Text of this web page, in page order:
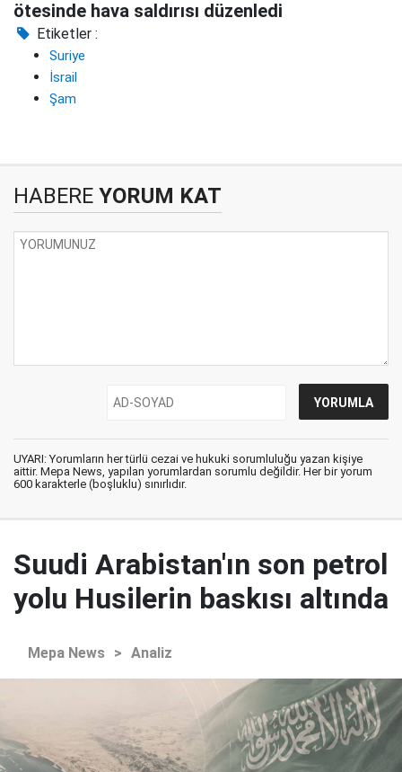
ötesinde hava saldırısı düzenledi
Etiketler :
Suriye
İsrail
Şam
HABERE YORUM KAT
UYARI: Yorumların her türlü cezai ve hukuki sorumluluğu yazan kişiye
aittir. Mepa News, yapılan yorumlardan sorumlu değildir. Her bir yorum
600 karakterle (boşluklu) sınırlıdır.
Suudi Arabistan'ın son petrol
yolu Husilerin baskısı altında
Mepa News > Analiz